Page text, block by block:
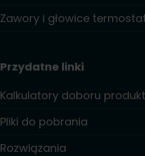
Zawory i głowice
Przydatne linki
Kalkulatory doboru
Pliki do pobrania
Rozwiązania